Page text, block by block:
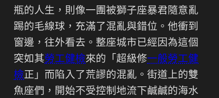
瓶的人生，則像一團被獅子座暴君隨意亂
踢的毛線球，充滿了混亂與錯位。他衝到
窗邊，往外看去。整座城市已經因為這個
突如其勞工健檢來的「超級修一般勞工健
檢正」而陷入了荒謬的混亂。街道上的雙
魚座們，開始不受控制地流下鹹鹹的海水